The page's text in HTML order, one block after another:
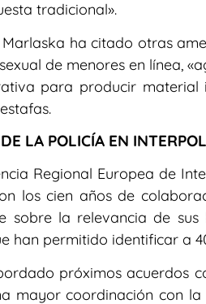
tradicional».
Marlaska ha citado otras
de menores en línea,
para producir
LA POLICÍA EN INTERPOL
Regional Europea de
los cien años de
sobre la relevancia de sus
han permitido identificar a
próximos acuerdos
mayor coordinación con la